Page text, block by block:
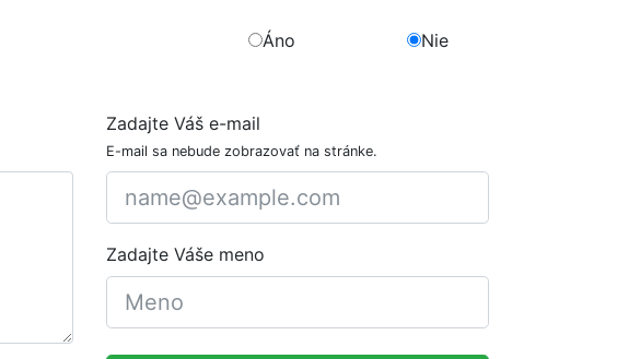
Áno Nie
Zadajte Váš e-mail
E-mail sa nebude zobrazovať na stránke.
Zadajte Váše meno